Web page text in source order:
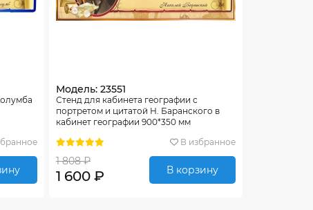
Модель: 23551
Стенд для кабинета географии с
портретом и цитатой Н. Баранского в
кабинет географии 900*350 мм
В избранное
1 808 ₽
1 600 ₽ В корзину